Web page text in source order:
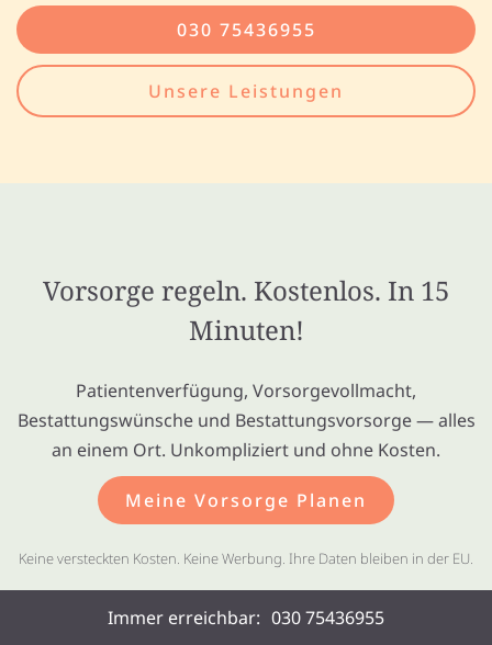
030 75436955
Unsere Leistungen
Vorsorge regeln. Kostenlos. In 15
Minuten!
Patientenverfügung, Vorsorgevollmacht,
Bestattungswünsche und Bestattungsvorsorge — alles
an einem Ort. Unkompliziert und ohne Kosten.
Meine Vorsorge Planen
Keine versteckten Kosten. Keine Werbung. Ihre Daten bleiben in der EU.
Immer erreichbar: 030 75436955